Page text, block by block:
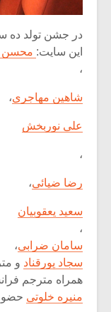
در جشن تولد ده
این سایت: محسن
،
شاهین مهاجری،
علی نوربخش
،
رضا ضیائی،
سعید یعقوبیان
،
سامان ضرابی،
سجاد پورقناد و
همراه مترجم
منیره خلوتی